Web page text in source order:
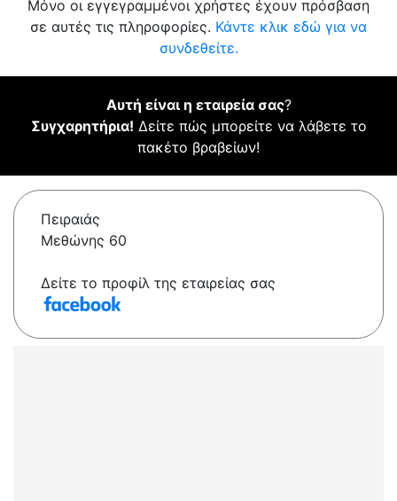
Μόνο οι εγγεγραμμένοι χρήστες έχουν πρόσβαση
σε αυτές τις πληροφορίες. Κάντε κλικ εδώ για να
συνδεθείτε.
Αυτή είναι η εταιρεία σας?
Συγχαρητήρια! Δείτε πώς μπορείτε να λάβετε το
πακέτο βραβείων!
Πειραιάς
Μεθώνης 60
Δείτε το προφίλ της εταιρείας σας